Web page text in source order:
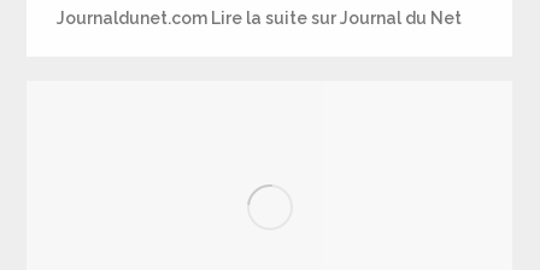
Journaldunet.com Lire la suite sur Journal du Net